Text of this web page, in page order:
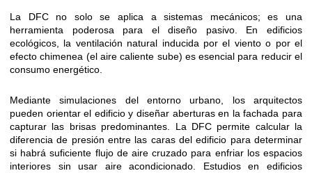
La DFC no solo se aplica a sistemas mecánicos; es una
herramienta poderosa para el diseño pasivo. En edificios
ecológicos, la ventilación natural inducida por el viento o por el
efecto chimenea (el aire caliente sube) es esencial para reducir el
consumo energético.
Mediante simulaciones del entorno urbano, los arquitectos
pueden orientar el edificio y diseñar aberturas en la fachada para
capturar las brisas predominantes. La DFC permite calcular la
diferencia de presión entre las caras del edificio para determinar
si habrá suficiente flujo de aire cruzado para enfriar los espacios
interiores sin usar aire acondicionado. Estudios en edificios